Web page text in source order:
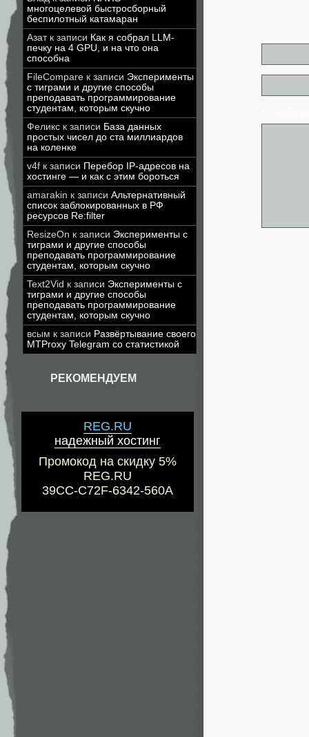
многоцелевой быстросборный
беспилотный катамаран
Азатк записи Как я собрал LLM-
печку на 4 GPU, и на что она
способна
FileCompare к записи Эксперименты
с тиграми и другие способы
преподавать программирование
студентам, которым скучно
Феликс к записи База данных
простых чисел до ста миллиардов
на коленке
v4f к записи Перебор IP-адресов на
хостинге — и как с этим бороться
amarakin к записи Альтернативный
список заблокированных в РФ
ресурсов Re:filter
ResizeOn к записи Эксперименты с
тиграми и другие способы
преподавать программирование
студентам, которым скучно
Text2Vid к записи Эксперименты с
тиграми и другие способы
преподавать программирование
студентам, которым скучно
всым к записи Развёртывание своего
MTProxy Telegram со статистикой
РЕКОМЕНДУЕМ
REG.RU
надежный хостинг
Промокод на скидку 5%
REG.RU
39CC-C72F-6342-560A